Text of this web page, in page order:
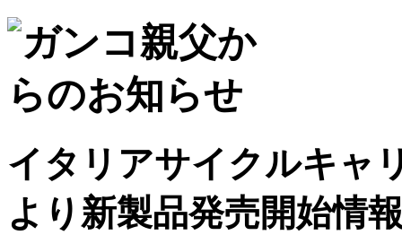
イタリアサイクルキャ
より新製品発売開始情